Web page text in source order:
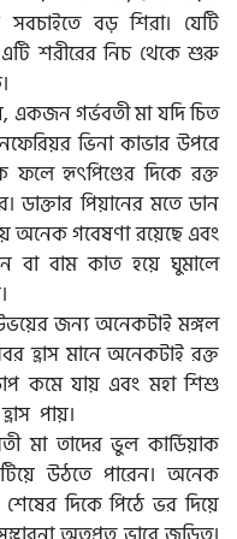
বড় শিরা। যেটি
শরীরের নিচ থেকে শুরু
একজন গর্ভবতী মা যদি চিত
ভিনা কাভার উপরে
ফলে হৃৎপিণ্ডের দিকে রক্ত
ডাক্তার পিয়ানের মতে ডান
অনেক গবেষণা রয়েছে এবং
বা বাম কাত হয়ে ঘুমালে
জন্য অনেকটাই মঙ্গল
হ্রাস মানে অনেকটাই রক্ত
কমে যায় এবং মহা শিশু
পায়।
মা তাদের ভুল কার্ডিয়াক
উঠতে পারেন। অনেক
দিকে পিঠে ভর দিয়ে